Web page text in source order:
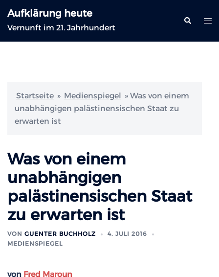
Inhalt
springen
Aufklärung heute
Vernunft im 21. Jahrhundert
Suche
Startseite » Medienspiegel » Was von einem
unabhängigen palästinensischen Staat zu
erwarten ist
Was von einem
unabhängigen
palästinensischen Staat
zu erwarten ist
VON GUENTER BUCHHOLZ
4. JULI 2016
MEDIENSPIEGEL
von Fred Maroun